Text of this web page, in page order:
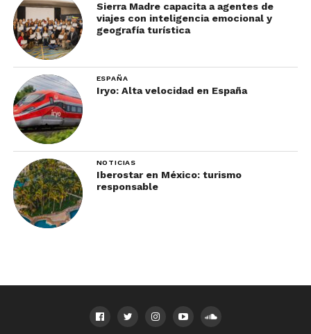
Sierra Madre capacita a agentes de
viajes con inteligencia emocional y
geografía turística
ESPAÑA
Iryo: Alta velocidad en España
NOTICIAS
Iberostar en México: turismo
responsable